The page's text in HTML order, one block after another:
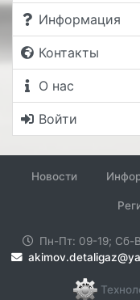
Информация
Контакты
О нас
Войти
Новости
Пн-Пт: 09-19; Сб-